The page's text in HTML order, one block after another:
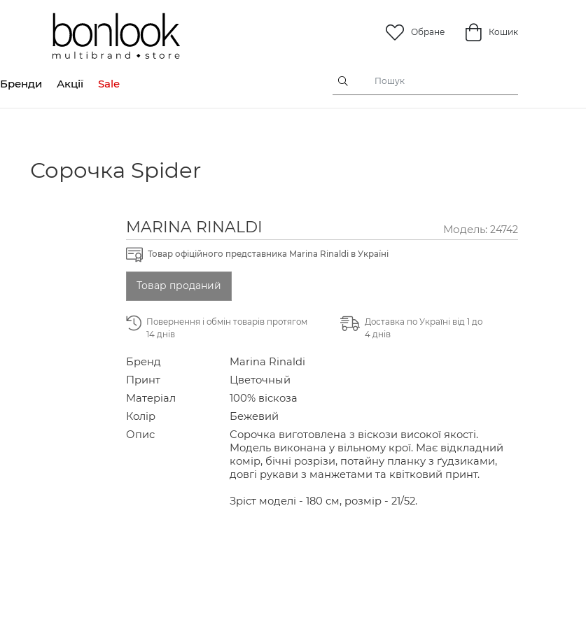
Обране Кошик
Бренди Акції Sale
Сорочка Spider
MARINA RINALDI Модель: 24742
Товар офіційного представника Marina Rinaldi в Україні
Товар проданий
Повернення і обмін товарів протягом
14 днів
Доставка по Україні від 1 до
4 днів
Бренд
Marina Rinaldi
Принт
Цветочный
Матеріал
100% віскоза
Колір
Бежевий
Опис
Сорочка виготовлена з віскози високої якості.
Модель виконана у вільному крої. Має відкладний
комір, бічні розрізи, потайну планку з ґудзиками,
довгі рукави з манжетами та квітковий принт.
Зріст моделі - 180 см, розмір - 21/52.